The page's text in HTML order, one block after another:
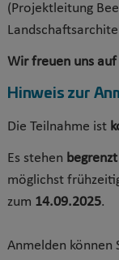
(Projektleitung
Wir freuen uns
Hinweis zur
Die Teilnahme ist
Es stehen
möglichst
zum 14.09.2025.
Anmelden können